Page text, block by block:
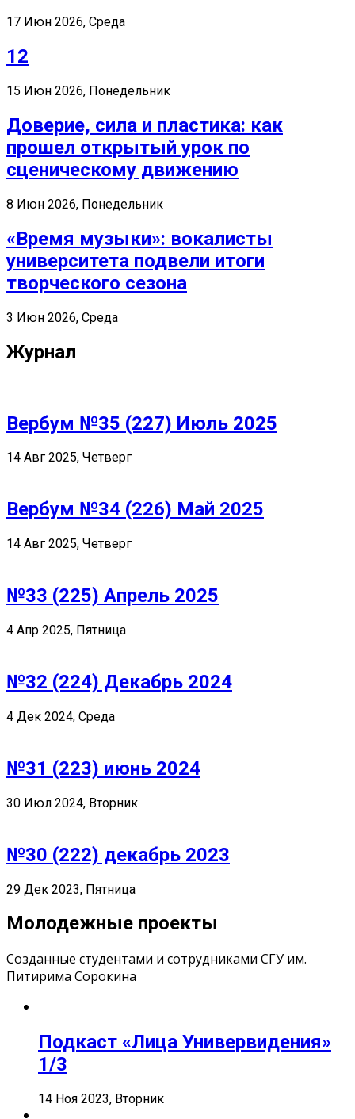
17 Июн 2026, Среда
12
15 Июн 2026, Понедельник
Доверие, сила и пластика: как
прошел открытый урок по
сценическому движению
8 Июн 2026, Понедельник
«Время музыки»: вокалисты
университета подвели итоги
творческого сезона
3 Июн 2026, Среда
Журнал
Вербум №35 (227) Июль 2025
14 Авг 2025, Четверг
Вербум №34 (226) Май 2025
14 Авг 2025, Четверг
№33 (225) Апрель 2025
4 Апр 2025, Пятница
№32 (224) Декабрь 2024
4 Дек 2024, Среда
№31 (223) июнь 2024
30 Июл 2024, Вторник
№30 (222) декабрь 2023
29 Дек 2023, Пятница
Молодежные проекты
Созданные студентами и сотрудниками СГУ им.
Питирима Сорокина
Подкаст «Лица Универвидения»
1/3
14 Ноя 2023, Вторник